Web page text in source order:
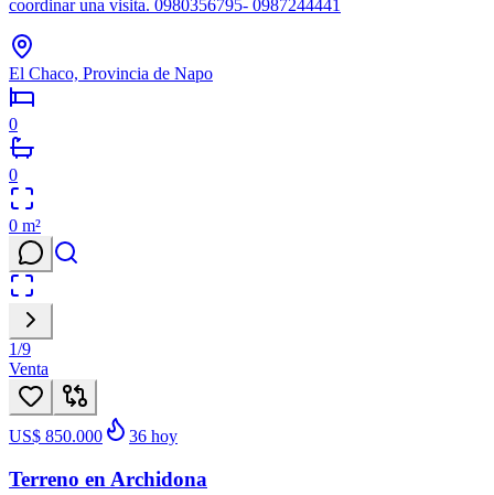
coordinar una visita. 0980356795- 0987244441
El Chaco, Provincia de Napo
0
0
0 m²
1/9
Venta
US$ 850.000 36 hoy
Terreno en Archidona